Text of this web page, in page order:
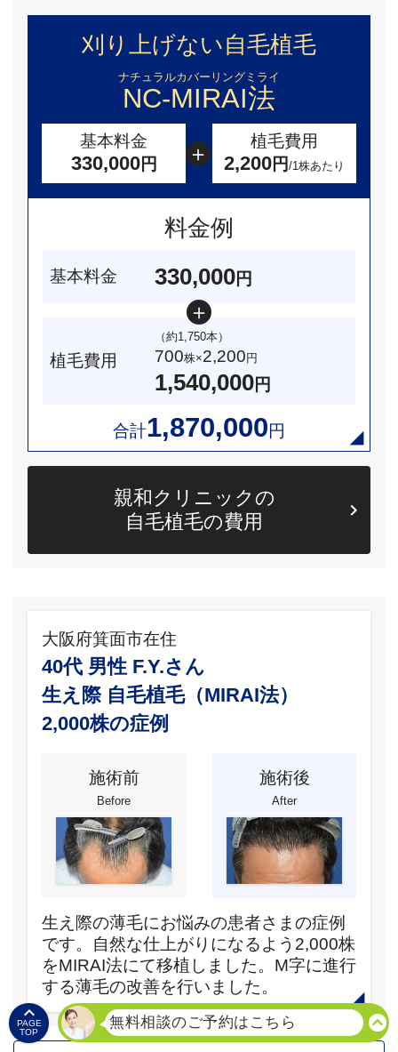
刈り上げない自毛植毛
NC-MIRAI法
ナチュラルカバーリングミライ
基本料金
330,000円
植毛費用
2,200円 /1株あたり
料金例
基本料金 330,000円
植毛費用
（約1,750本）
700株×2,200 円
1,540,000円
合計1,870,000円
親和クリニックの
自毛植毛の費用
大阪府箕面市在住
40代 男性 F.Y.さん
生え際 自毛植毛（MIRAI法）
2,000株の症例
施術前
Before
施術後
After
生え際の薄毛にお悩みの患者さまの症例
です。自然な仕上がりになるよう2,000株
をMIRAI法にて移植しました。M字に進行
する薄毛の改善を行いました。

PAGE
TOP